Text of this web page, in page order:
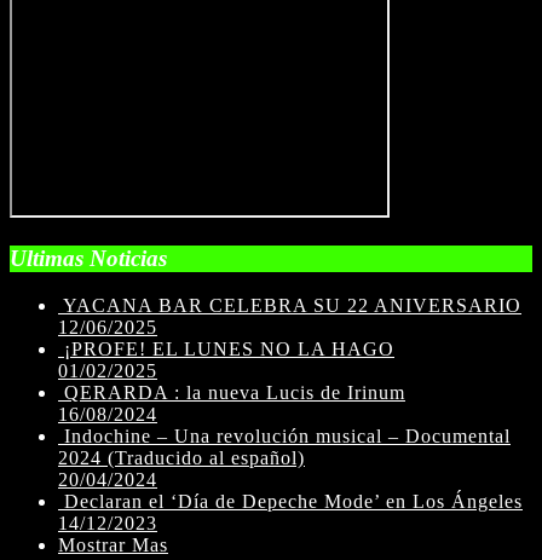
Ultimas Noticias
YACANA BAR CELEBRA SU 22 ANIVERSARIO
12/06/2025
¡PROFE! EL LUNES NO LA HAGO
01/02/2025
QERARDA : la nueva Lucis de Irinum
16/08/2024
Indochine – Una revolución musical – Documental
2024 (Traducido al español)
20/04/2024
Declaran el ‘Día de Depeche Mode’ en Los Ángeles
14/12/2023
Mostrar Mas